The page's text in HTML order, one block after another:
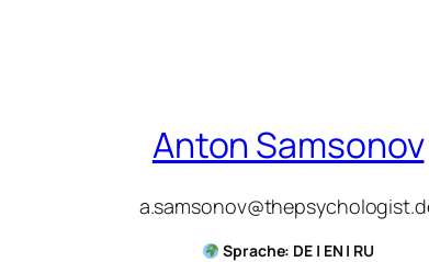
Anton Samsonov
Sprache: DE | EN | RU